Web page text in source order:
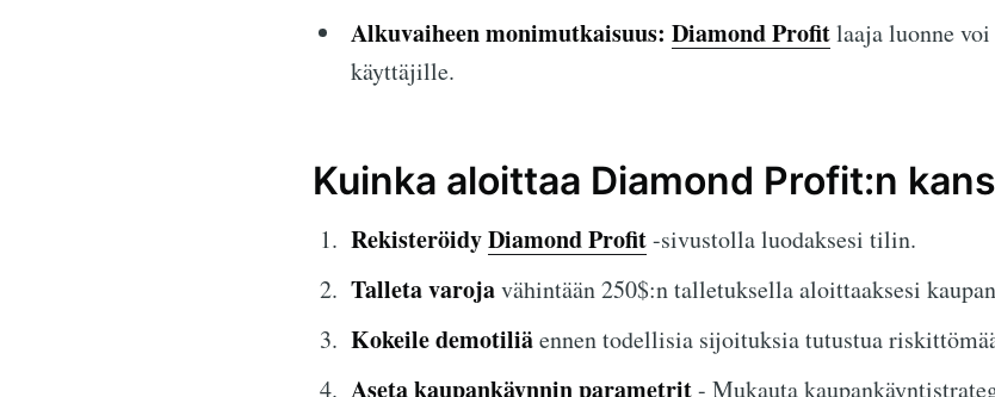
Alkuvaiheen monimutkaisuus: Diamond Profitlaaja luonne
käyttäjille.
Kuinka aloittaa Diamond Profit:n
RekisteröidyDiamond Profit-sivustolla luodaksesi tilin.
Talleta varojavähintään 250$:n talletuksella aloittaaksesi
Kokeile demotiliäennen todellisia sijoituksia tutustua
Aseta kaupankäynnin parametrit- Mukauta